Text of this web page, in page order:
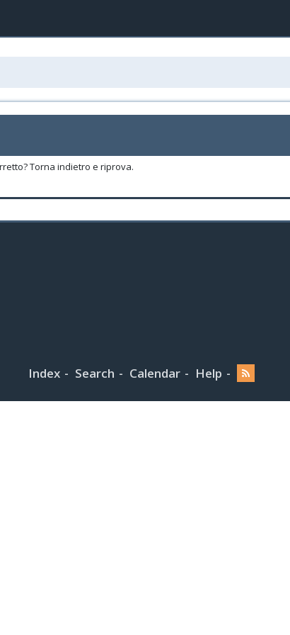
Torna indietro e riprova.
Index Search Calendar Help